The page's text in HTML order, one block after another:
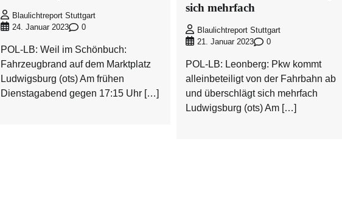
Blaulichtreport Stuttgart
24. Januar 2023
0
POL-LB: Weil im Schönbuch:
Fahrzeugbrand auf dem Marktplatz
Ludwigsburg (ots) Am frühen
Dienstagabend gegen 17:15 Uhr […]
sich mehrfach
Blaulichtreport Stuttgart
21. Januar 2023
0
POL-LB: Leonberg: Pkw kommt
alleinbeteiligt von der Fahrbahn ab
und überschlägt sich mehrfach
Ludwigsburg (ots) Am […]